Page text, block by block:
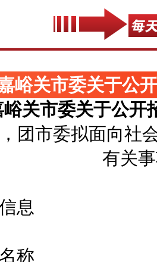
峪关市委关于公
关市委关于公开
团市委拟面向社
有关
息
称